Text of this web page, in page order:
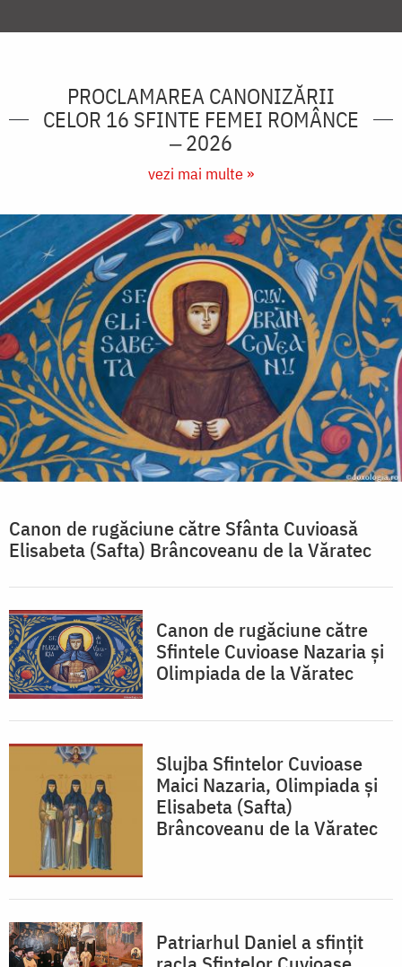
PROCLAMAREA CANONIZĂRII
CELOR 16 SFINTE FEMEI ROMÂNCE
‒ 2026
vezi mai multe »
Canon de rugăciune către Sfânta Cuvioasă
Elisabeta (Safta) Brâncoveanu de la Văratec
Canon de rugăciune către
Sfintele Cuvioase Nazaria și
Olimpiada de la Văratec
Slujba Sfintelor Cuvioase
Maici Nazaria, Olimpiada și
Elisabeta (Safta)
Brâncoveanu de la Văratec
Patriarhul Daniel a sfințit